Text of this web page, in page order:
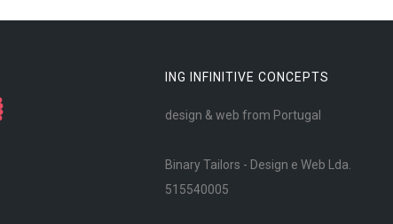
ING INFINITIVE CONCEPTS
design & web from Portugal
Binary Tailors - Design e Web Lda.
515540005